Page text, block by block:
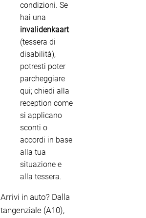
condizioni. Se
hai una
invalidenkaart
(tessera di
disabilità),
potresti poter
parcheggiare
qui; chiedi alla
reception come
si applicano
sconti o
accordi in base
alla tua
situazione e
alla tessera.
Arrivi in auto? Dalla
tangenziale (A10),